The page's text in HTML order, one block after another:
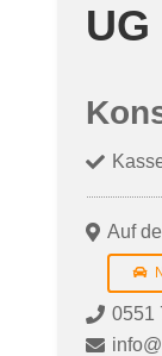
UG
Auf
0551